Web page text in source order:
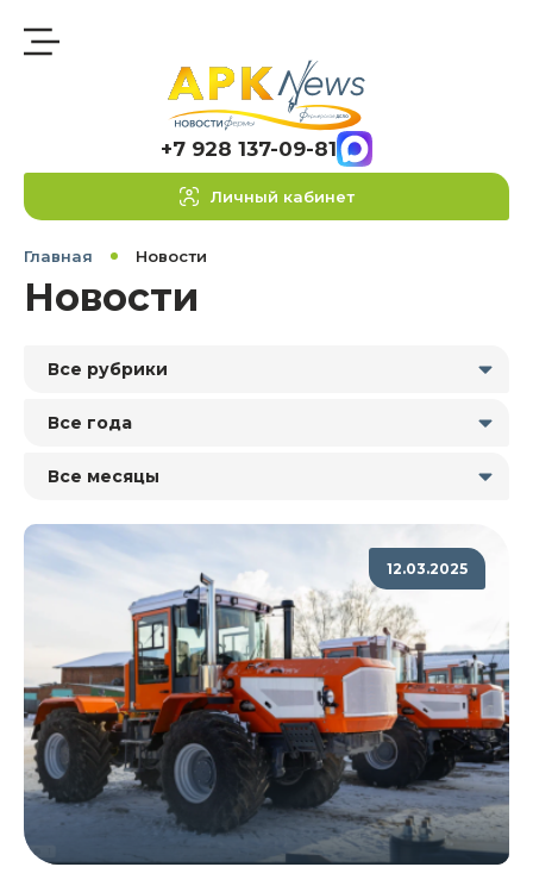
+7 928 137-09-81
Личный кабинет
Главная Новости
Новости
Все рубрики
Все года
Все месяцы
12.03.2025